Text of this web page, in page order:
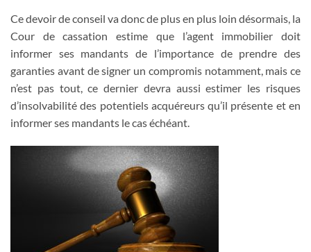
Ce devoir de conseil va donc de plus en plus loin désormais, la
Cour de cassation estime que l’agent immobilier doit
informer ses mandants de l’importance de prendre des
garanties avant de signer un compromis notamment, mais ce
n’est pas tout, ce dernier devra aussi estimer les risques
d’insolvabilité des potentiels acquéreurs qu’il présente et en
informer ses mandants le cas échéant.